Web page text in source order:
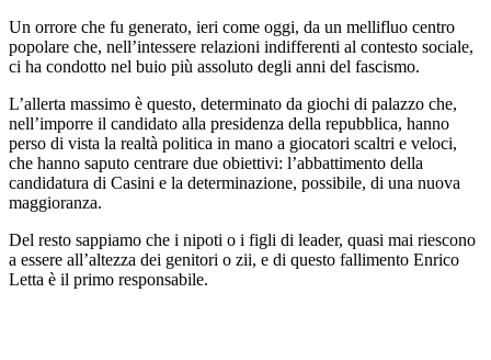
Un orrore che fu generato, ieri come oggi, da un mellifluo centro
popolare che, nell’intessere relazioni indifferenti al contesto sociale,
ci ha condotto nel buio più assoluto degli anni del fascismo.
L’allerta massimo è questo, determinato da giochi di palazzo che,
nell’imporre il candidato alla presidenza della repubblica, hanno
perso di vista la realtà politica in mano a giocatori scaltri e veloci,
che hanno saputo centrare due obiettivi: l’abbattimento della
candidatura di Casini e la determinazione, possibile, di una nuova
maggioranza.
Del resto sappiamo che i nipoti o i figli di leader, quasi mai riescono
a essere all’altezza dei genitori o zii, e di questo fallimento Enrico
Letta è il primo responsabile.